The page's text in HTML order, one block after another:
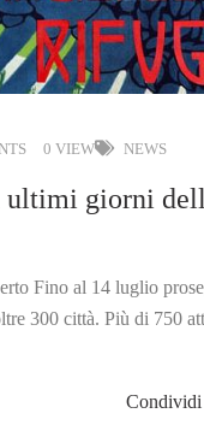
0 VIEW NEWS
giorni
Fino al 14 luglio
300 città. Più di 750
Condividi